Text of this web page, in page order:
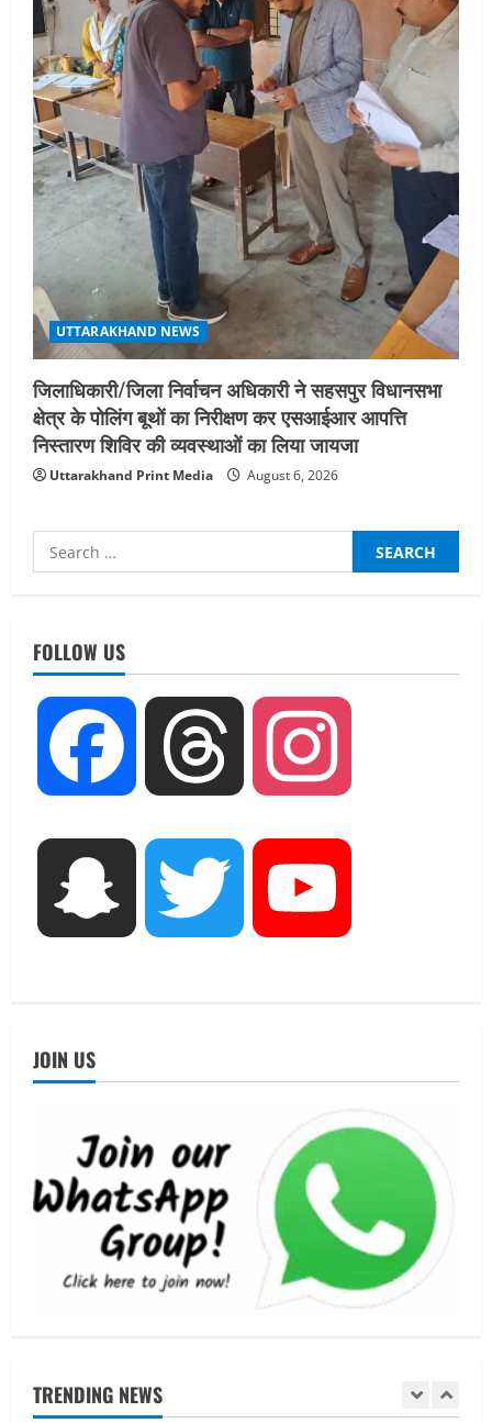
UTTARAKHAND NEWS
जिलाधिकारी/जिला निर्वाचन अधिकारी ने सहसपुर विधानसभा
क्षेत्र के पोलिंग बूथों का निरीक्षण कर एसआईआर आपत्ति
निस्तारण शिविर की व्यवस्थाओं का लिया जायजा
Uttarakhand Print Media August 6, 2026
Search
for:
FOLLOW US
Facebook Threads
Snapchat Twitter
JOIN US
TRENDING NEWS
August 7, 2026
UTTARAKHAND NEWS
जिलाधिकारी/जिला निर्वाचन अधिकारी ने
सहसपुर विधानसभा क्षेत्र के पोलिंग बूथों का
August 6, 2026
UTTARAKHAND NEWS
तीलू रौतेली पुरस्कार के लिए 13 वीरांगनाओं का
चयन : रेखा आर्या
1
UTTARAKHAND NEWS
धामी कैबिनेट ने लिए कई महत्वपूर्ण निर्णय, अब
सामान्य वर्ग के पशुपालकों को भी गाय एवं भैंस
खरीद पर मिलेगा अनुदान, मजदूरी संहिता
नियमावली-2026 को मिली मंजूरी
August 7, 2026
2